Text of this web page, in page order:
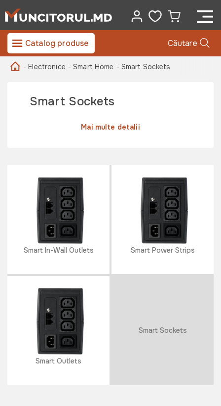
Catalog produse Căutare
- Electronice - Smart Home - Smart Sockets
Smart Sockets
Mai multe detalii
Smart In-Wall Outlets Smart Power Strips
Smart Outlets
Smart Sockets